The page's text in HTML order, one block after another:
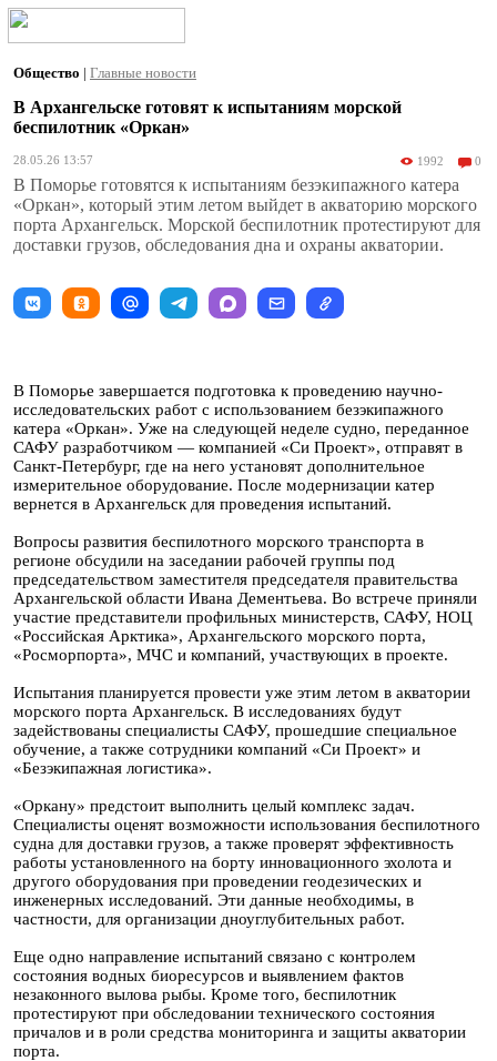
Общество | Главные новости
В Архангельске готовят к испытаниям морской
беспилотник «Оркан»
28.05.26 13:57 1992 0
В Поморье готовятся к испытаниям безэкипажного катера
«Оркан», который этим летом выйдет в акваторию морского
порта Архангельск. Морской беспилотник протестируют для
доставки грузов, обследования дна и охраны акватории.
В Поморье завершается подготовка к проведению научно-
исследовательских работ с использованием безэкипажного
катера «Оркан». Уже на следующей неделе судно, переданное
САФУ разработчиком — компанией «Си Проект», отправят в
Санкт-Петербург, где на него установят дополнительное
измерительное оборудование. После модернизации катер
вернется в Архангельск для проведения испытаний.
Вопросы развития беспилотного морского транспорта в
регионе обсудили на заседании рабочей группы под
председательством заместителя председателя правительства
Архангельской области Ивана Дементьева. Во встрече приняли
участие представители профильных министерств, САФУ, НОЦ
«Российская Арктика», Архангельского морского порта,
«Росморпорта», МЧС и компаний, участвующих в проекте.
Испытания планируется провести уже этим летом в акватории
морского порта Архангельск. В исследованиях будут
задействованы специалисты САФУ, прошедшие специальное
обучение, а также сотрудники компаний «Си Проект» и
«Безэкипажная логистика».
«Оркану» предстоит выполнить целый комплекс задач.
Специалисты оценят возможности использования беспилотного
судна для доставки грузов, а также проверят эффективность
работы установленного на борту инновационного эхолота и
другого оборудования при проведении геодезических и
инженерных исследований. Эти данные необходимы, в
частности, для организации дноуглубительных работ.
Еще одно направление испытаний связано с контролем
состояния водных биоресурсов и выявлением фактов
незаконного вылова рыбы. Кроме того, беспилотник
протестируют при обследовании технического состояния
причалов и в роли средства мониторинга и защиты акватории
порта.